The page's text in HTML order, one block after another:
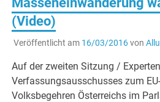
(Video)
Veröffentlicht am 16/03/2016von
Auf der zweiten Sitzung /
Verfassungsausschusses zum
Volksbegehren Österreichs im